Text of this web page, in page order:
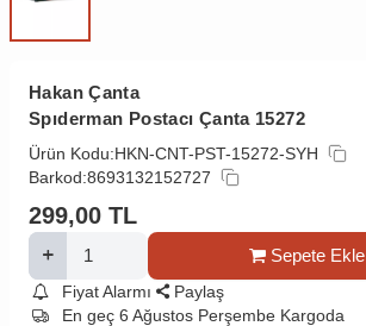
Hakan Çanta
Spıderman Postacı Çanta 15272
Ürün Kodu:HKN-CNT-PST-15272-SYH
Barkod:8693132152727
299,00 TL
Sepete Ekle
Fiyat Alarmı
Paylaş
En geç 6 Ağustos Perşembe Kargoda